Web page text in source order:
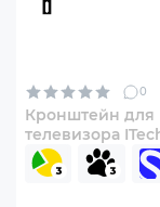
0
Кронштейн для
телевизора
32"-60" с